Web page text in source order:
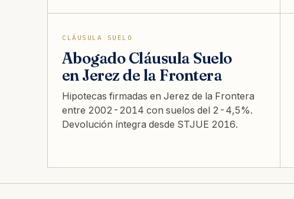
CLÁUSULA SUELO
Abogado Cláusula Suelo
en Jerez de la Frontera
Hipotecas firmadas en Jerez de la Frontera
entre 2002-2014 con suelos del 2-4,5%.
Devolución íntegra desde STJUE 2016.